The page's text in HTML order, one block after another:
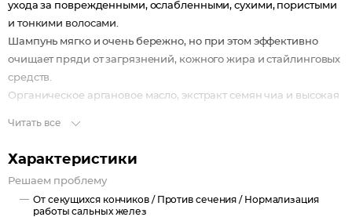
ухода за поврежденными, ослабленными, сухими, пористыми
и тонкими волосами.
Шампунь мягко и очень бережно, но при этом эффективно
очищает пряди от загрязнений, кожного жира и стайлинговых
средств.
Органическое аргановое масло, экстракт семян чиа и высокая
восстанавливают волосяную кутикулу, залечивают посеченные
кончики волос.
Средство реконструирует волосы, возвращает им здоровье,
Читать все
Характеристики
Решаем проблему
От секущихся кончиков / Против сечения / Нормализация
работы сальных желез